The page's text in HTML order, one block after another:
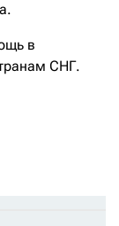
в
СНГ.